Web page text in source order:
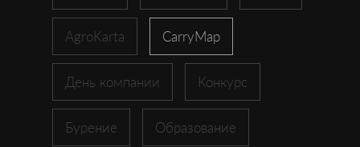
AgroKarta CarryMap
День компании Конкурс
Бурение Образование